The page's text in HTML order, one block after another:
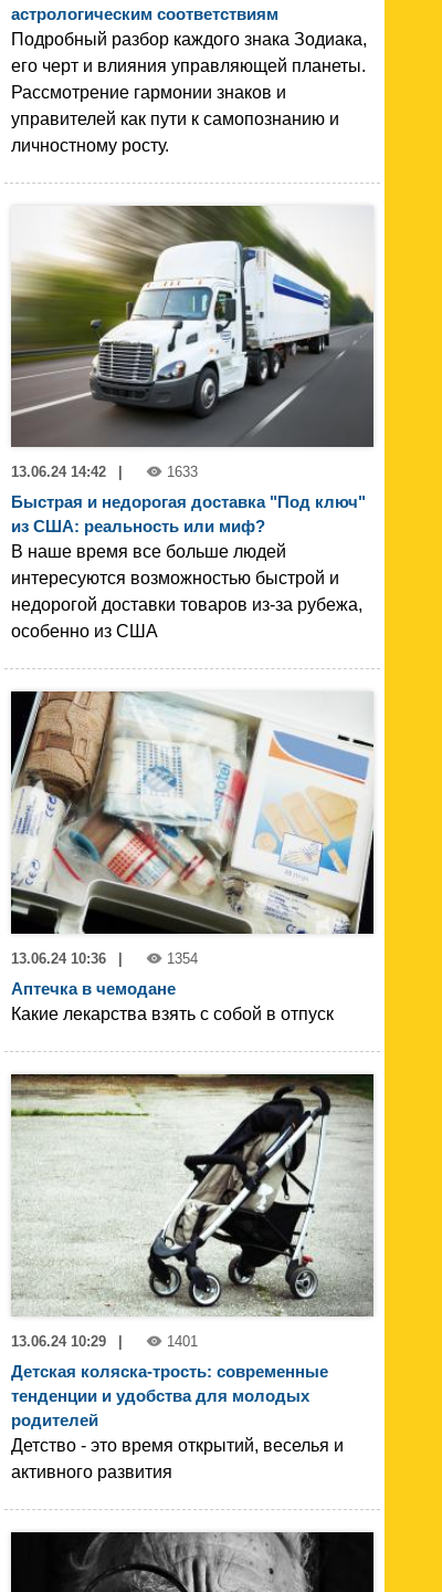
астрологическим соответствиям
Подробный разбор каждого знака Зодиака,
его черт и влияния управляющей планеты.
Рассмотрение гармонии знаков и
управителей как пути к самопознанию и
личностному росту.
13.06.24 14:42 1633
Быстрая и недорогая доставка "Под ключ"
из США: реальность или миф?
В наше время все больше людей
интересуются возможностью быстрой и
недорогой доставки товаров из-за рубежа,
особенно из США
13.06.24 10:36 1354
Аптечка в чемодане
Какие лекарства взять с собой в отпуск
13.06.24 10:29 | 1401
Детская коляска-трость: современные
тенденции и удобства для молодых
родителей
Детство - это время открытий, веселья и
активного развития